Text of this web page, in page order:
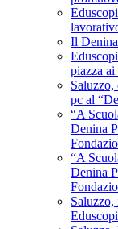
Il
piazza
pc al
“A
Denina
“A
Denina